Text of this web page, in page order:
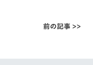
前の記事 >>